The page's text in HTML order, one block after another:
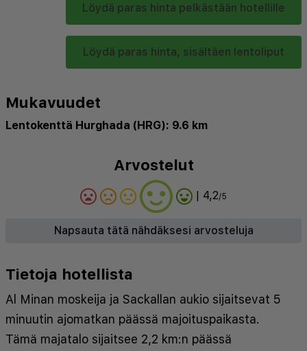
Löydä paras hinta pelkästään hotellille
Löydä paras hinta, sisältäen lentoliput
Mukavuudet
Lentokenttä Hurghada (HRG): 9.6 km
Arvostelut
| 4,2/5
Napsauta tätä nähdäksesi arvosteluja
Tietoja hotellista
Al Minan moskeija ja Sackallan aukio sijaitsevat 5
minuutin ajomatkan päässä majoituspaikasta.
Tämä majatalo sijaitsee 2,2 km:n päässä